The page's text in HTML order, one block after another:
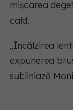
mișcarea
cald.
„Încălzirea
expunerea
subliniază